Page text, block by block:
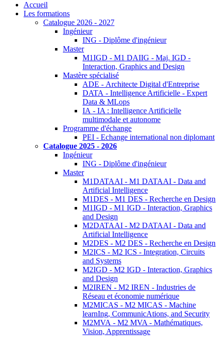
Accueil
Les formations
Catalogue 2026 - 2027
Ingénieur
ING - Diplôme d'ingénieur
Master
M1IGD - M1 DAIIG - Maj. IGD -
Interaction, Graphics and Design
Mastère spécialisé
ADE - Architecte Digital d'Entreprise
DATA - Intelligence Artificielle - Expert
Data & MLops
IA - IA : Intelligence Artificielle
multimodale et autonome
Programme d'échange
PEI - Echange international non diplomant
Catalogue 2025 - 2026
Ingénieur
ING - Diplôme d'ingénieur
Master
M1DATAAI - M1 DATAAI - Data and
Artificial Intelligence
M1DES - M1 DES - Recherche en Design
M1IGD - M1 IGD - Interaction, Graphics
and Design
M2DATAAI - M2 DATAAI - Data and
Artificial Intelligence
M2DES - M2 DES - Recherche en Design
M2ICS - M2 ICS - Integration, Circuits
and Systems
M2IGD - M2 IGD - Interaction, Graphics
and Design
M2IREN - M2 IREN - Industries de
Réseau et économie numérique
M2MICAS - M2 MICAS - Machine
learnIng, CommunicAtions, and Security
M2MVA - M2 MVA - Mathématiques,
Vision, Apprentissage